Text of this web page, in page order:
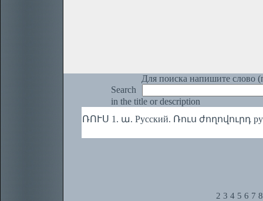
Для поиска напишите слово
Search
in the title or description
ՌՈՒՍ 1. ա. Русский. Ռուս ժողովուրդ
2 3 4 5 6 7 8